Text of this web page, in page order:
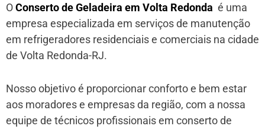
OConserto de Geladeira em Volta Redonda é uma
empresa especializada em serviços de manutenção
em refrigeradores residenciais e comerciais na cidade
de Volta Redonda-RJ.
Nosso objetivo é proporcionar conforto e bem estar
aos moradores e empresas da região, com a nossa
equipe de técnicos profissionais em conserto de